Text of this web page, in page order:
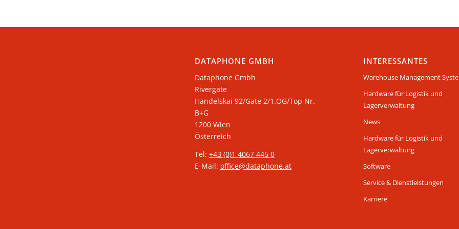
DATAPHONE GMBH
Dataphone Gmbh
Rivergate
​Handelskai 92/Gate 2/1.OG/Top Nr.
B+G
1200 Wien
Österreich
Tel: +43 (0)1 4067 445 0
E-Mail: office@dataphone.at
INTERESSANTES
Warehouse Management
Hardware für Logistik und
Lagerverwaltung
News
Hardware für Logistik und
Lagerverwaltung
Software
Service & Dienstleistungen
Karriere